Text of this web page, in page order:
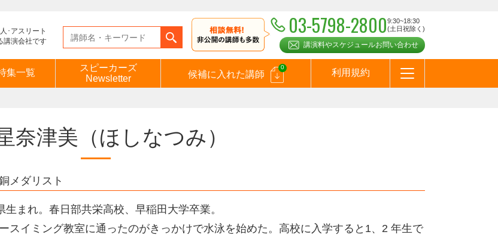
･アスリート
講演会社です
03-5798-28009:30~18:30
(土日祝除く)
講演料やスケジュールお問い合わせ
集一覧
スピーカーズ
Newsletter
候補に入れた講師
0
利用規約
奈津美 （ほしなつみ）
メダリスト
生まれ。春日部共栄高校、早稲田大学卒業。
スイミング教室に通ったのがきっかけで水泳を始めた。高校に入学すると1、2 年生で